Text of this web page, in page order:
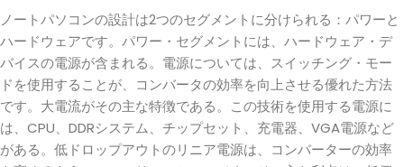
ノートパソコンの設計は2つのセグメントに分けられる：パワーと
ハードウェアです。パワー・セグメントには、ハードウェア・デ
バイスの電源が含まれる。電源については、スイッチング・モー
ドを使用することが、コンバータの効率を向上させる優れた方法
です。大電流がその主な特徴である。この技術を使用する電源に
は、CPU、DDRシステム、チップセット、充電器、VGA電源など
がある。低ドロップアウトのリニア電源は、コンバーターの効率